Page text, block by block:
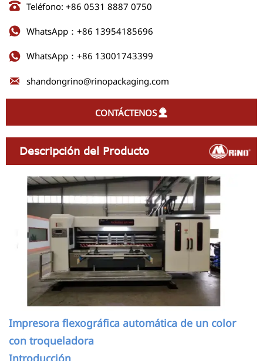
 Teléfono: +86 0531 8887 0750
 WhatsApp：+86 13954185696
 WhatsApp：+86 13001743399
 shandongrino@rinopackaging.com
CONTÁCTENOS
Descripción del Producto
Impresora flexográfica automática de un color
con troqueladora
Introducción